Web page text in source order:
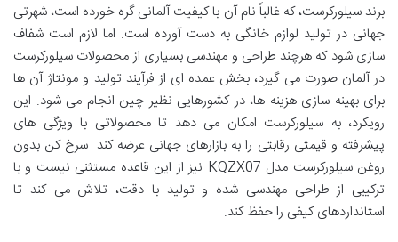
برند سیلورکرست، که غالباً نام آن با کیفیت آلمانی گره خورده است، شهرتی
جهانی در تولید لوازم خانگی به دست آورده است. اما لازم است شفاف
سازی شود که هرچند طراحی و مهندسی بسیاری از محصولات سیلورکرست
در آلمان صورت می گیرد، بخش عمده ای از فرآیند تولید و مونتاژ آن ها
برای بهینه سازی هزینه ها، در کشورهایی نظیر چین انجام می شود. این
رویکرد، به سیلورکرست امکان می دهد تا محصولاتی با ویژگی های
پیشرفته و قیمتی رقابتی را به بازارهای جهانی عرضه کند. سرخ کن بدون
روغن سیلورکرست مدل KQZX07 نیز از این قاعده مستثنی نیست و با
ترکیبی از طراحی مهندسی شده و تولید با دقت، تلاش می کند تا
استانداردهای کیفی را حفظ کند.